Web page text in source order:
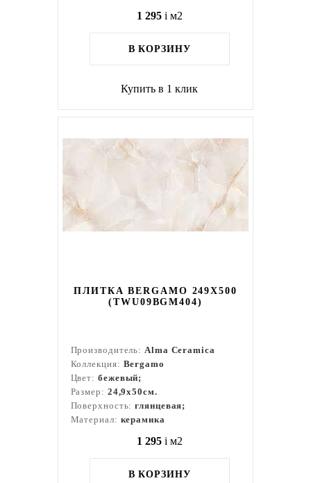
1 295 i м2
В КОРЗИНУ
Купить в 1 клик
ПЛИТКА BERGAMO 249X500
(TWU09BGM404)
Производитель:Alma Ceramica
Коллекция: Bergamo
Цвет: бежевый;
Размер: 24,9x50см.
Поверхность:глянцевая;
Материал: керамика
1 295 i м2
В КОРЗИНУ